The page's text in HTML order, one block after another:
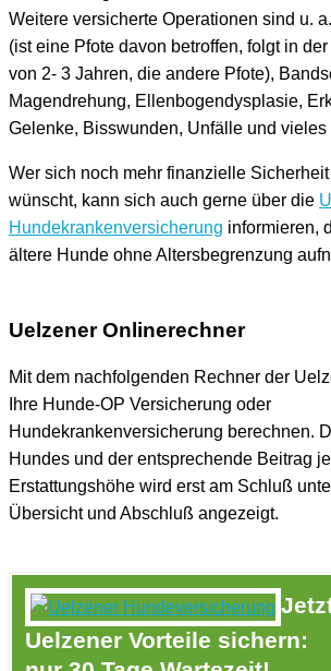
Weitere versicherte Operationen sind u.
(ist eine Pfote davon betroffen, folgt in
von 2- 3 Jahren, die andere Pfote),
Magendrehung, Ellenbogendysplasie,
Gelenke, Bisswunden, Unfälle und vieles
Wer sich noch mehr finanzielle
wünscht, kann sich auch gerne über die
Hundekrankenversicherung informieren,
ältere Hunde ohne Altersbegrenzung
Uelzener Onlinerechner
Mit dem nachfolgenden Rechner der
Ihre Hunde-OP Versicherung oder
Hundekrankenversicherung berechnen.
Hundes und der entsprechende Beitrag
Erstattungshöhe wird erst am Schluß
Übersicht und Abschluß angezeigt.
Uelzener Vorteile sichern: